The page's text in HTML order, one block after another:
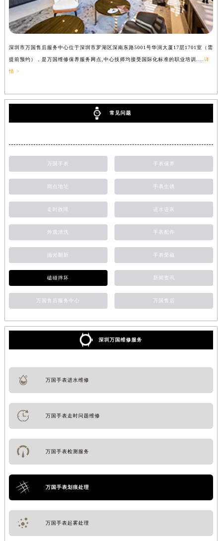
深圳市万国售后服务中心位于深圳市罗湖区深南东路5001号华润大厦17层1701室（需
提前预约），是万国维修保养服务网点,中心技师均接受国际化标准的职业培训....详
情 >
常见问题
万国手表 手表保养
网点地址 手表生锈
走时故障 进水进灰
外观清洗 手表配件
抛光翻新 手表受磁
磕碰摔坏 新闻资讯
万国售后服务中心 万国售后
深圳万国维修服务
万国手表进水维修
万国手表走时问题维修
万国手表检测服务
万国手表划痕处理
万国手表起雾处理